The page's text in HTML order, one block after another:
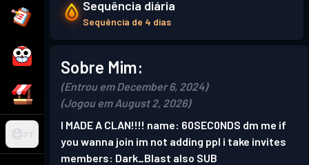
PT
Sequência diária
Sequência de 4 dias
Sobre Mim:
(Entrou em December 6, 2024)
(Jogou em August 2, 2026)
I MADE A CLAN!!!! name: 60SEC0NDS dm me if
you wanna join im not adding ppl i take invites
members: Dark_Blast also SUB